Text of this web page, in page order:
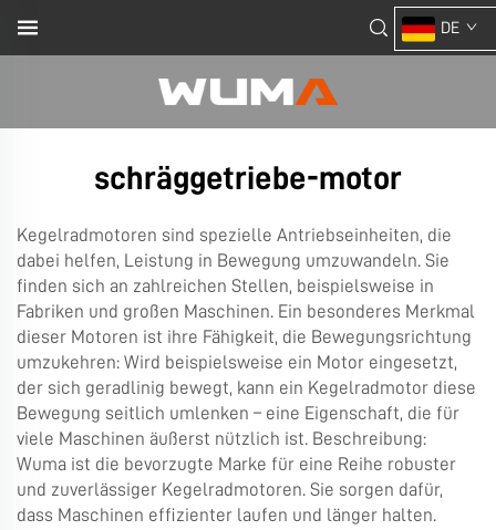
DE
schräggetriebe-motor
Kegelradmotoren sind spezielle Antriebseinheiten, die
dabei helfen, Leistung in Bewegung umzuwandeln. Sie
finden sich an zahlreichen Stellen, beispielsweise in
Fabriken und großen Maschinen. Ein besonderes Merkmal
dieser Motoren ist ihre Fähigkeit, die Bewegungsrichtung
umzukehren: Wird beispielsweise ein Motor eingesetzt,
der sich geradlinig bewegt, kann ein Kegelradmotor diese
Bewegung seitlich umlenken – eine Eigenschaft, die für
viele Maschinen äußerst nützlich ist. Beschreibung:
Wuma ist die bevorzugte Marke für eine Reihe robuster
und zuverlässiger Kegelradmotoren. Sie sorgen dafür,
dass Maschinen effizienter laufen und länger halten.